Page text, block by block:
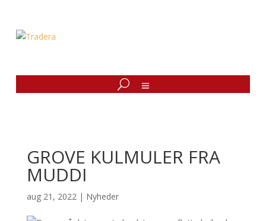
GROVE KULMULER FRA
MUDDI
aug 21, 2022| Nyheder